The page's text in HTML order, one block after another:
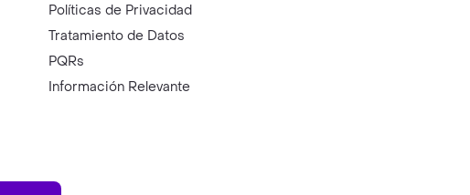
Políticas de Privacidad
Tratamiento de Datos
PQRs
Información Relevante
AppGallery